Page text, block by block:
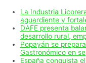
La Industria
aguardiente y
DAFE presenta
desarrollo rural,
Popayán se
Gastronómico en
España conquista